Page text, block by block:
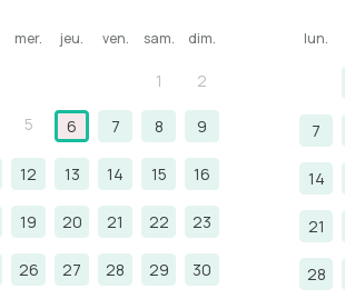
mer. jeu. ven. sam. dim.
1 2
5 6 7 8 9
12 13 14 15 16
19 20 21 22 23
26 27 28 29 30
lun.
7
14
21
28